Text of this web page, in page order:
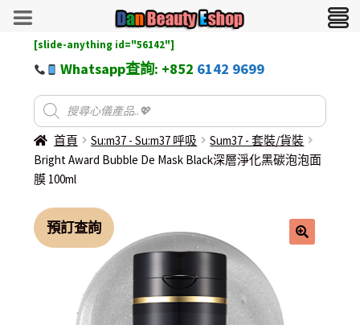
[slide-anything id="56142"]
Whatsapp查詢: +852 6142 9699
首頁 Su:m37 - Su:m37 呼吸
Sum37 - 套裝/貨裝
Bright Award Bubble De Mask Black深層淨化黑碳泡泡面
膜 100ml
預訂查詢